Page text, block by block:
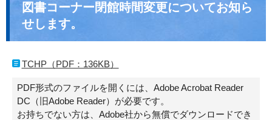
図書コーナー閉館時間変更についてお知ら
せします。
TCHP（PDF：136KB）
PDF形式のファイルを開くには、Adobe Acrobat Reader
DC（旧Adobe Reader）が必要です。
お持ちでない方は、Adobe社から無償でダウンロードでき